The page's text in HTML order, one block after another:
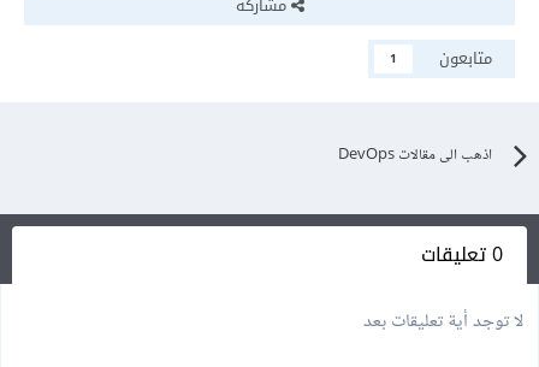
متابعون
1
اذهب الى مقالات DevOps
0 تعليقات
لا توجد أية تعليقات بعد